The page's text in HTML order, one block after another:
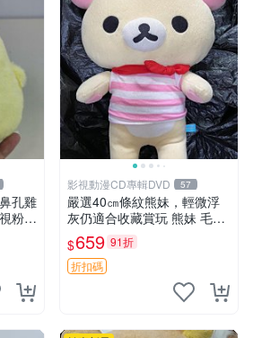
孔雞
粉絲
包
毛
影視動漫CD專輯DVD 57
嚴選40㎝條紋熊妹，輕微浮
灰仍適合收藏賞玩 熊妹 毛絨
玩具 浮雕熊
$659 91折
折扣碼